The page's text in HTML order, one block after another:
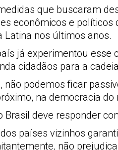
que buscaram
econômicos e políticos
Latina nos últimos anos.
já experimentou esse
cidadãos para a
não podemos ficar
na democracia do
Brasil deve responder
países vizinhos
não